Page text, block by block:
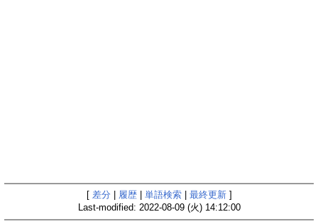
[ 差分 履歴| 単語検索| 最終更新]
Last-modified: 2022-08-09 (火) 14:12:00